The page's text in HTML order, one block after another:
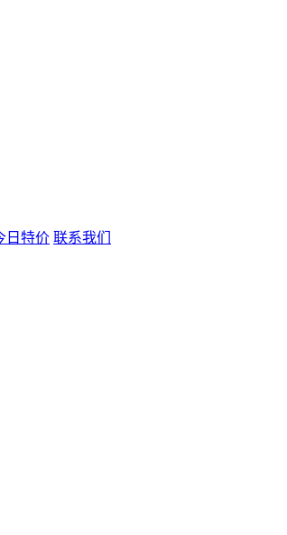
日特价 联系我们